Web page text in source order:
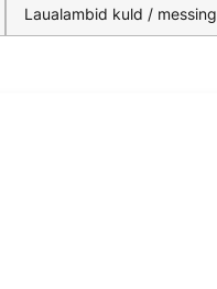
Laualambid kuld / messing